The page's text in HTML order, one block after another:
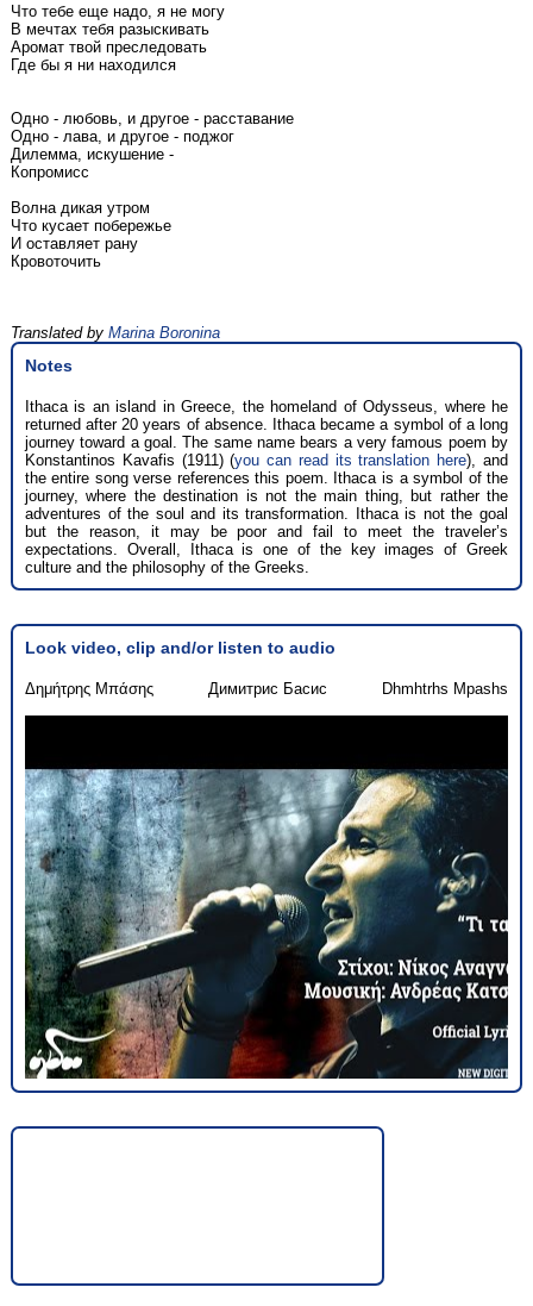
Что тебе еще надо, я не могу
В мечтах тебя разыскивать
Аромат твой преследовать
Где бы я ни находился
Одно - любовь, и другое - расставание
Одно - лава, и другое - поджог
Дилемма, искушение -
Копромисс
Волна дикая утром
Что кусает побережье
И оставляет рану
Кровоточить
Translated by Marina Boronina
Notes
Ithaca is an island in Greece, the homeland of Odysseus, where he
returned after 20 years of absence. Ithaca became a symbol of a long
journey toward a goal. The same name bears a very famous poem by
Konstantinos Kavafis (1911) (you can read its translation here), and
the entire song verse references this poem. Ithaca is a symbol of the
journey, where the destination is not the main thing, but rather the
adventures of the soul and its transformation. Ithaca is not the goal
but the reason, it may be poor and fail to meet the traveler’s
expectations. Overall, Ithaca is one of the key images of Greek
culture and the philosophy of the Greeks.
Look video, clip and/or listen to audio
Δημήτρης Μπάσης Димитрис Басис Dhmhtrhs Mpashs